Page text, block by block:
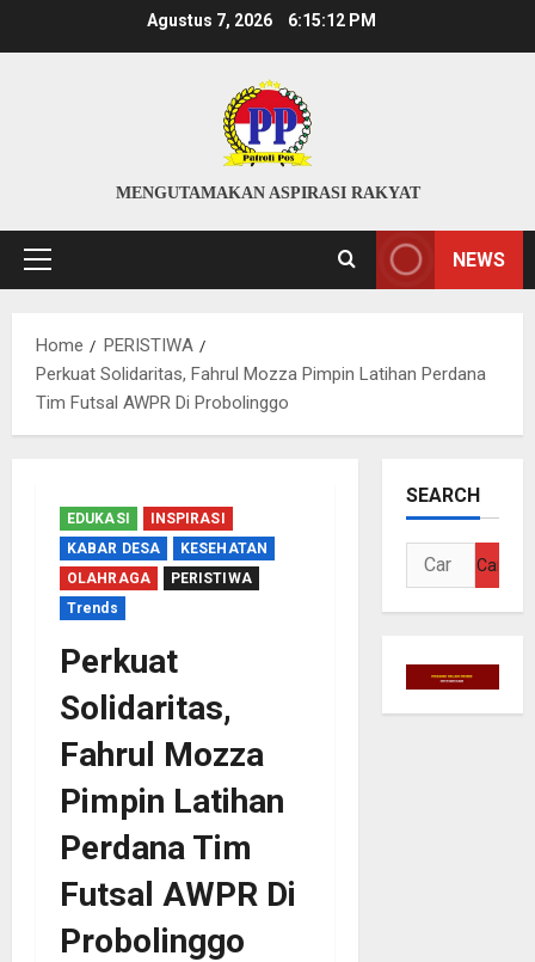
Agustus 7, 2026 6:15:13 PM
MENGUTAMAKAN ASPIRASI RAKYAT
Primary
NEWS
Home
PERISTIWA
Perkuat Solidaritas, Fahrul Mozza Pimpin Latihan Perdana
Tim Futsal AWPR Di Probolinggo
EDUKASI
INSPIRASI
KABAR DESA
KESEHATAN
OLAHRAGA
PERISTIWA
Trends
Perkuat
Solidaritas,
Fahrul Mozza
Pimpin Latihan
Perdana Tim
Futsal AWPR Di
Probolinggo
SEARCH
Cari
untuk: